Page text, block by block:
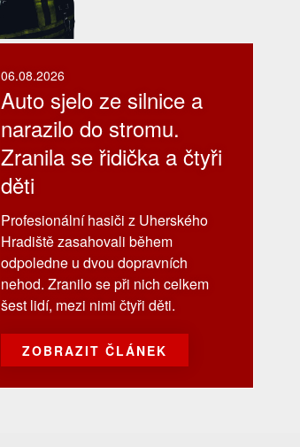
06.08.2026
Auto sjelo ze silnice a
narazilo do stromu.
Zranila se řidička a čtyři
děti
Profesionální hasiči z Uherského
Hradiště zasahovali během
odpoledne u dvou dopravních
nehod. Zranilo se při nich celkem
šest lidí, mezi nimi čtyři děti.
ZOBRAZIT ČLÁNEK